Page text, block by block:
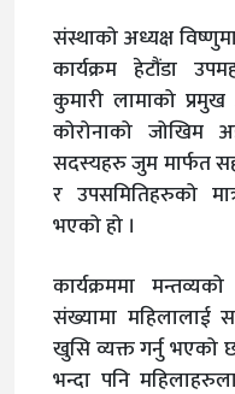
संस्थाको अध्यक्ष
कार्यक्रम हेटौंडा
कुमारी लामाको
कोरोनाको
सदस्यहरु जुम मार्फत
र उपसमितिहरुको
भएको हो ।
कार्यक्रममा
संख्यामा महिलालाई
खुसि व्यक्त गर्नु भएको
भन्दा पनि